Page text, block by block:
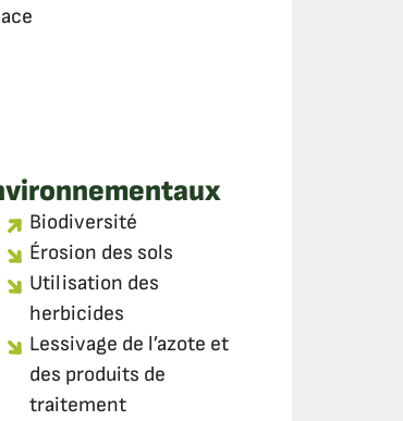
Biodiversité
Érosion des sols
Utilisation des
herbicides
Lessivage de l’azote et
des produits de
traitement